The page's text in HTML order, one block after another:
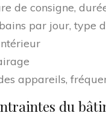
de consigne,
par jour, type
appareils,
du